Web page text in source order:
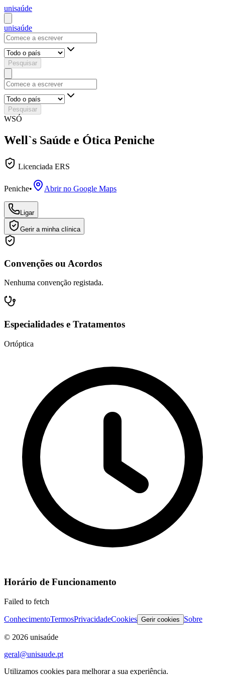
unisaúde
unisaúde
Pesquisar
Pesquisar
WSÓ
Well`s Saúde e Ótica Peniche
Licenciada ERS
Peniche• Abrir no Google Maps
Ligar
Gerir a minha clínica
Convenções ou Acordos
Nenhuma convenção registada.
Especialidades e Tratamentos
Ortóptica
Horário de Funcionamento
Failed to fetch
ConhecimentoTermosPrivacidadeCookies Gerir cookies Sobre
© 2026 unisaúde
geral@unisaude.pt
Utilizamos cookies para melhorar a sua experiência.